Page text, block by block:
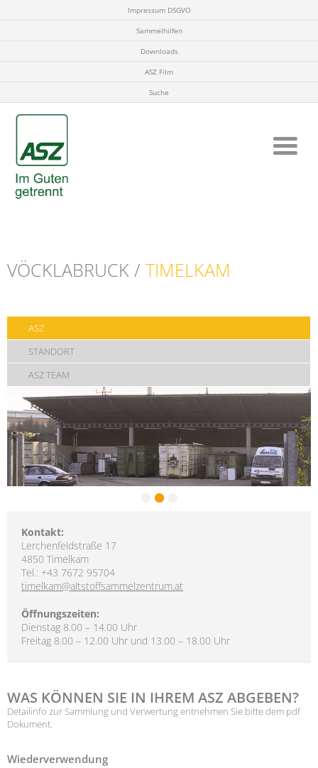
Impressum DSGVO
Sammelhilfen
Downloads
ASZ Film
Suche
VÖCKLABRUCK / TIMELKAM
ASZ
STANDORT
ASZ TEAM
Kontakt:
Lerchenfeldstraße 17
4850 Timelkam
Tel.: +43 7672 95704
timelkam@altstoffsammelzentrum.at
Öffnungszeiten:
Dienstag 8.00 – 14.00 Uhr
Freitag 8.00 – 12.00 Uhr und 13.00 – 18.00 Uhr
WAS KÖNNEN SIE IN IHREM ASZ ABGEBEN?
Detailinfo zur Sammlung und Verwertung entnehmen Sie bitte dem pdf
Dokument.
Wiederverwendung